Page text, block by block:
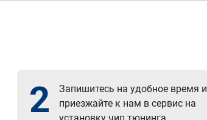
2
Запишитесь на удобное время и
приезжайте к нам в сервис на